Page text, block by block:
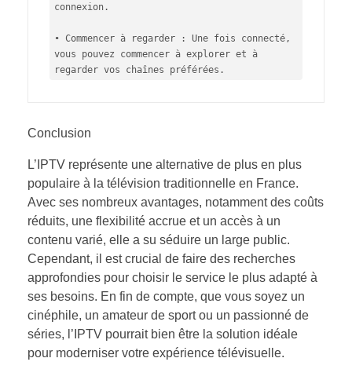
connexion.
• Commencer à regarder : Une fois connecté,
vous pouvez commencer à explorer et à
regarder vos chaînes préférées.
Conclusion
L’IPTV représente une alternative de plus en plus
populaire à la télévision traditionnelle en France.
Avec ses nombreux avantages, notamment des coûts
réduits, une flexibilité accrue et un accès à un
contenu varié, elle a su séduire un large public.
Cependant, il est crucial de faire des recherches
approfondies pour choisir le service le plus adapté à
ses besoins. En fin de compte, que vous soyez un
cinéphile, un amateur de sport ou un passionné de
séries, l’IPTV pourrait bien être la solution idéale
pour moderniser votre expérience télévisuelle.